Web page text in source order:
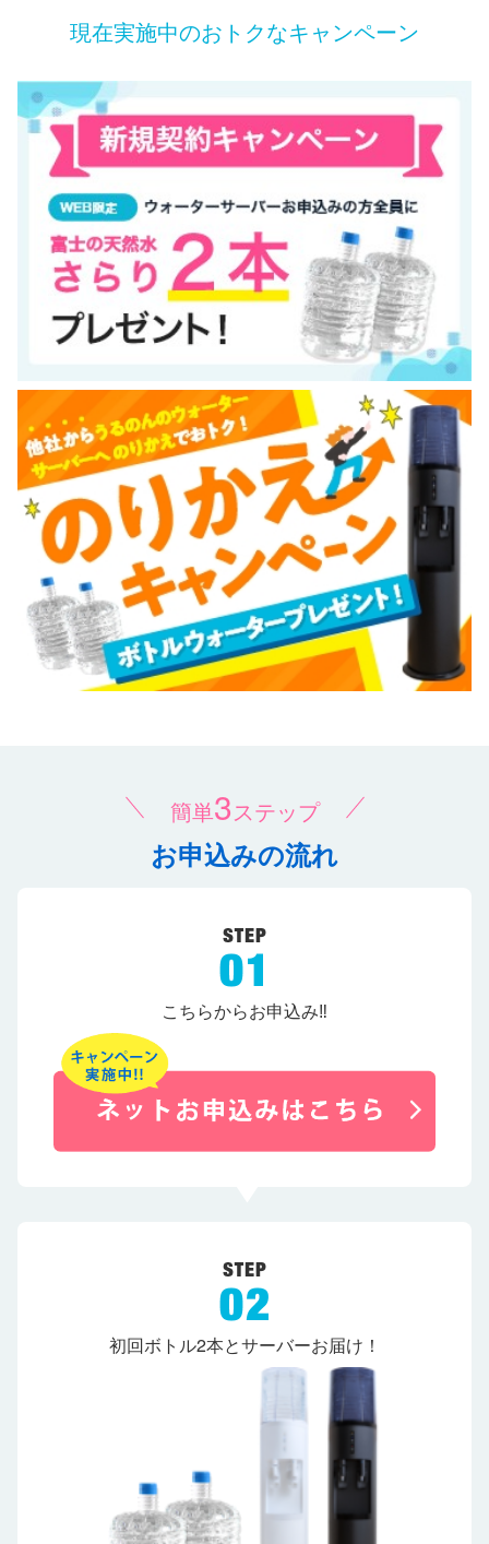
現在実施中のおトクなキャンペーン
簡単3ステップ
お申込みの流れ
こちらからお申込み‼
初回ボトル2本とサーバーお届け！